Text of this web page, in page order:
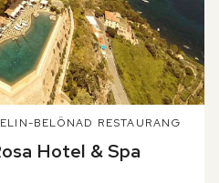
BELÖNAD RESTAURANG
Hotel & Spa